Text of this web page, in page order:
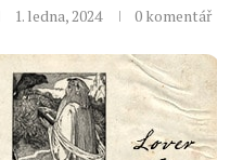
1. ledna, 2024 0 komentář